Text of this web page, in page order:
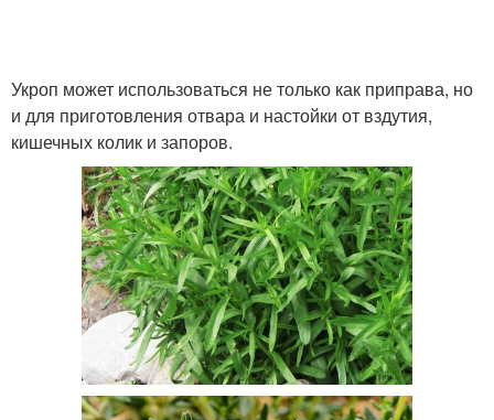
Укроп может использоваться не только как приправа, но
и для приготовления отвара и настойки от вздутия,
кишечных колик и запоров.